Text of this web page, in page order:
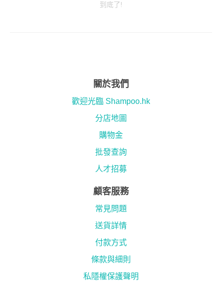
到底了!
關於我們
歡迎光臨 Shampoo.hk
分店地圖
購物金
批發查詢
人才招募
顧客服務
常見問題
送貨詳情
付款方式
條款與細則
私隱權保護聲明